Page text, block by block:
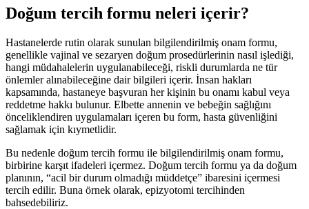
Doğum tercih formu neleri içerir?
Hastanelerde rutin olarak sunulan bilgilendirilmiş onam formu,
genellikle vajinal ve sezaryen doğum prosedürlerinin nasıl işlediği,
hangi müdahalelerin uygulanabileceği, riskli durumlarda ne tür
önlemler alınabileceğine dair bilgileri içerir. İnsan hakları
kapsamında, hastaneye başvuran her kişinin bu onamı kabul veya
reddetme hakkı bulunur. Elbette annenin ve bebeğin sağlığını
önceliklendiren uygulamaları içeren bu form, hasta güvenliğini
sağlamak için kıymetlidir.
Bu nedenle doğum tercih formu ile bilgilendirilmiş onam formu,
birbirine karşıt ifadeleri içermez. Doğum tercih formu ya da doğum
planının, “acil bir durum olmadığı müddetçe” ibaresini içermesi
tercih edilir. Buna örnek olarak, epizyotomi tercihinden
bahsedebiliriz.